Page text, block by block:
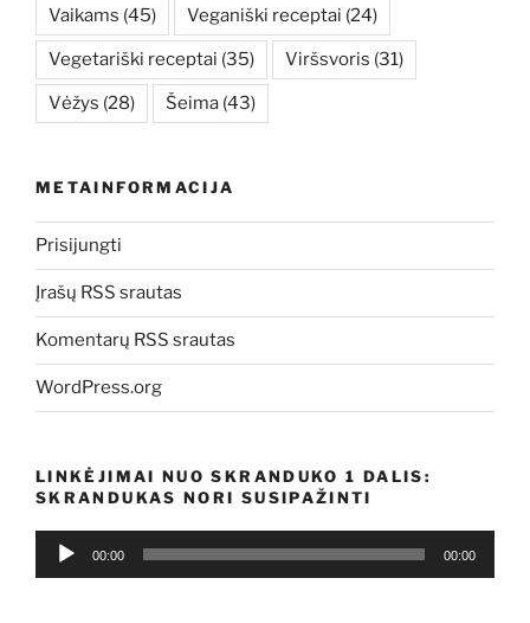
Vaikams (45) Veganiški receptai (24)
Vegetariški receptai (35) Viršsvoris (31)
Vėžys (28) Šeima (43)
METAINFORMACIJA
Prisijungti
Įrašų RSS srautas
Komentarų RSS srautas
WordPress.org
LINKĖJIMAI NUO SKRANDUKO 1 DALIS:
SKRANDUKAS NORI SUSIPAŽINTI
Audio
00:00 00:00